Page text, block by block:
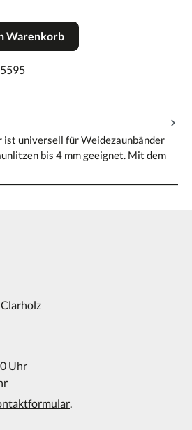
Warenkorb
ist universell für Weidezaunbänder
bis 4 mm geeignet. Mit dem
Uhr
.